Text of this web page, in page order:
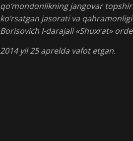
qo‘mondonlikning jangovar
ko‘rsatgan jasorati va
Borisovich I-darajali «Shuxrat»
2014 yil 25 aprelda vafot etgan.